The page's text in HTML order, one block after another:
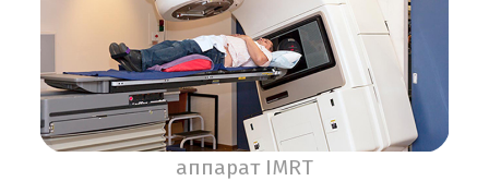
когда чаще применяется тт?
какие преимущества и недостатки тт?
иммунотерапия
где можно выполнить молекулярно-
генетическое исследование?
как получить свой
аппарат IMRT